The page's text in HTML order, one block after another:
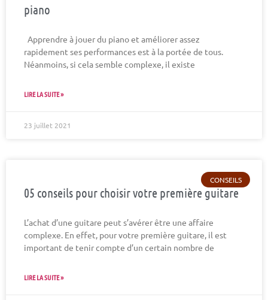
piano
Apprendre à jouer du piano et améliorer assez
rapidement ses performances est à la portée de tous.
Néanmoins, si cela semble complexe, il existe
LIRE LA SUITE »
23 juillet 2021
CONSEILS
05 conseils pour choisir votre première guitare
L’achat d’une guitare peut s’avérer être une affaire
complexe. En effet, pour votre première guitare, il est
important de tenir compte d’un certain nombre de
LIRE LA SUITE »